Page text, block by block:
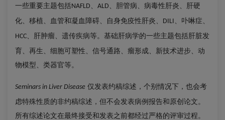
一些重要主题包括NAFLD、ALD、 胆管病、病毒性肝炎、肝硬
化、移植、血管和凝血障碍、自身免疫性肝炎 、DILI、 卟啉症、
HCC、 肝肿瘤、遗传疾病等。基础肝病学的一些主题包括肝脏发
育、再生、细胞可塑性、信号通路、瘤形成、新技术进步、动
物模型、类器官等。
Seminars in Liver Disease 仅发表约稿综述，个别情况下，也会考
虑特殊性质的非约稿综述，但不会发表病例报告和原创论文。
所有综述论文在最终接受和发表之前都经过严格的评审过程。